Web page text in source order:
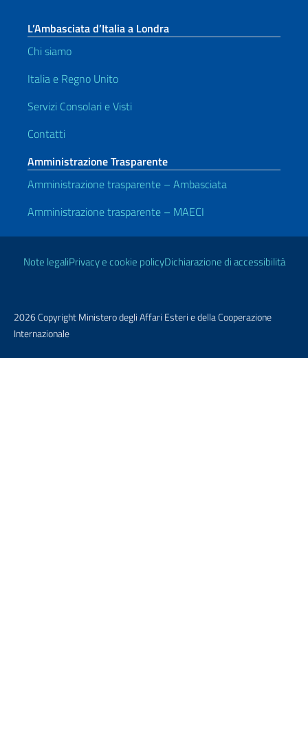
L’Ambasciata d’Italia a Londra
Chi siamo
Italia e Regno Unito
Servizi Consolari e Visti
Contatti
Amministrazione Trasparente
Amministrazione trasparente – Ambasciata
Amministrazione trasparente – MAECI
Link Utili
Note legaliPrivacy e cookie policyDichiarazione di accessibilità
2026 Copyright Ministero degli Affari Esteri e della Cooperazione
Internazionale